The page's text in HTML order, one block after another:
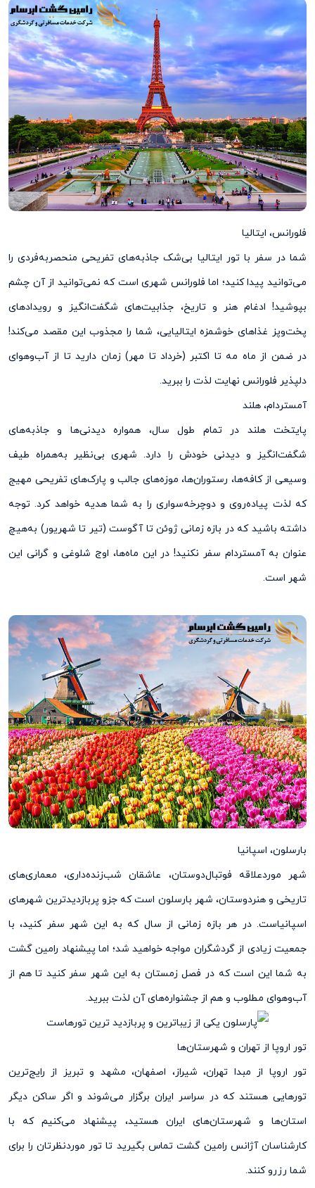
فلورانس، ایتالیا
شما در سفر با تور ایتالیا بی‌شک جاذبه‌‌های تفریحی منحصربه‌فردی را
می‌‌توانید پیدا کنید؛ اما فلورانس شهری است که نمی‌‌توانید از آن چشم
بپوشید! ادغام هنر و تاریخ، جذابیت‌های شگفت‌انگیز و رویدادهای
پخت‌وپز غذاهای خوشمزه ایتالیایی، شما را مجذوب این مقصد می‌کند!
در ضمن از ماه مه تا اکتبر (خرداد تا مهر) زمان دارید تا از آب‌وهوای
دلپذیر فلورانس نهایت لذت را ببرید.
آمستردام، هلند
پایتخت هلند در تمام طول سال، همواره دیدنی‌ها و جاذبه‌های
شگفت‌انگیز و دیدنی خودش را دارد. شهری بی‌نظیر به‌همراه طیف
وسیعی از کافه‌ها، رستوران‌‌ها، موزه‌‌های جالب و پارک‌‌های تفریحی مهیج
که لذت پیاده‌روی و دوچرخه‌سواری را به شما هدیه خواهد کرد. توجه
داشته باشید که در بازه زمانی ژوئن تا آگوست (تیر تا شهریور) به‌هیچ
عنوان به آمستردام سفر نکنید! در این ماه‌ها، اوج شلوغی و گرانی این
شهر است.
بارسلون، اسپانیا
شهر موردعلاقه فوتبال‌دوستان، عاشقان شب‌زنده‌داری، معماری‌‌های
تاریخی و هنردوستان، شهر بارسلون است که جزو پربازدیدترین شهرهای
اسپانیاست. در هر بازه زمانی از سال که به این شهر سفر کنید، با
جمعیت زیادی از گردشگران مواجه خواهید شد؛ اما پیشنهاد رامین گشت
به شما این است که در فصل زمستان به این شهر سفر کنید تا هم از
آب‌وهوای مطلوب و هم از جشنواره‌های آن لذت ببرید.
تور اروپا از تهران و شهرستان‌ها
تور اروپا از مبدا تهران، شیراز، اصفهان، مشهد و تبریز از رایج‌ترین
تورهایی هستند که در سراسر ایران برگزار می‌شوند و اگر ساکن دیگر
استان‌ها و شهرستان‌های ایران هستید، پیشنهاد می‌کنیم که با
کارشناسان آژانس رامین گشت تماس بگیرید تا تور موردنظرتان را برای
شما رزرو کنند.